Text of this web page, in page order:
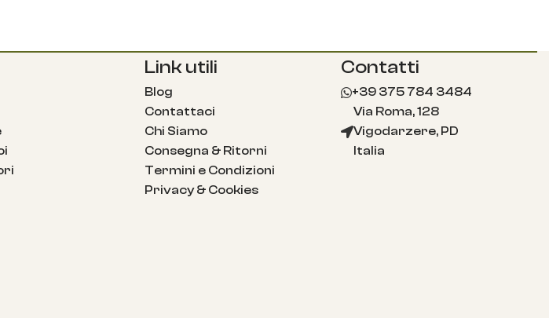
Link utili
Blog
Contattaci
Chi Siamo
Consegna & Ritorni
Termini e Condizioni
Privacy & Cookies
Contatti
+39 375 784 3484
Via Roma, 128
Vigodarzere, PD
Italia